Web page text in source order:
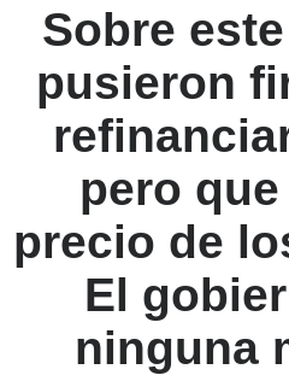
Sobre
pusieron
pero
precio de
El
ninguna